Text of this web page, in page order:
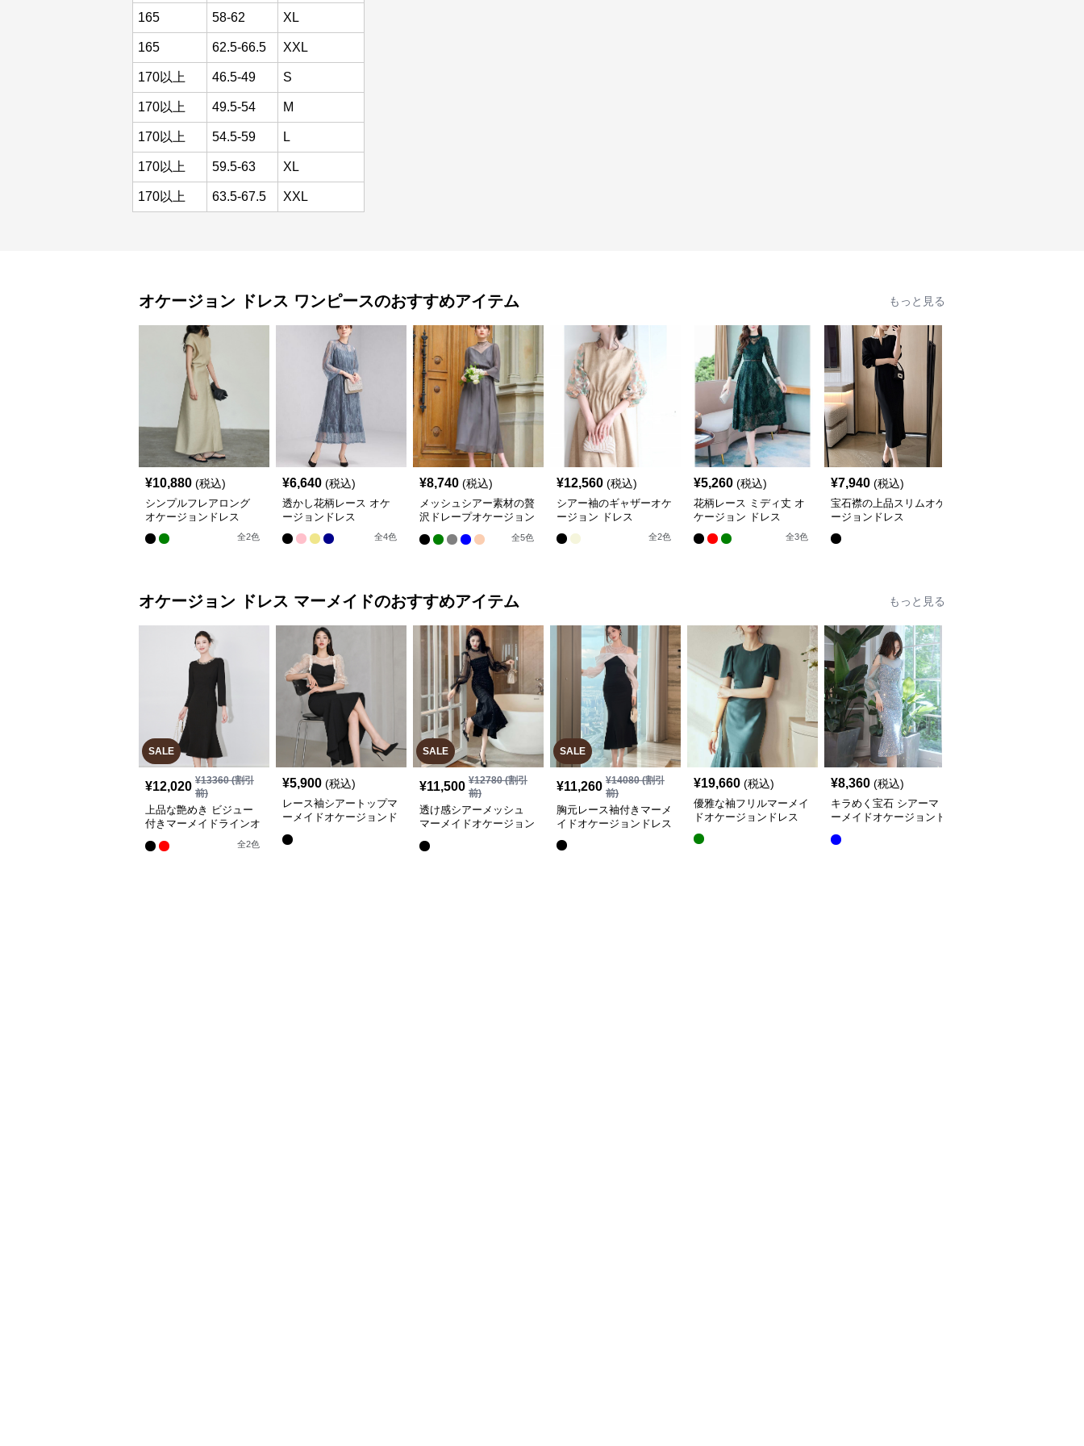
165 58-62 XL
165 62.5-66.5 XXL
170以上 46.5-49 S
170以上 49.5-54 M
170以上 54.5-59 L
170以上 59.5-63 XL
170以上 63.5-67.5 XXL
オケージョン ドレス ワンピースのおすすめアイテム もっと見る
¥10,880 (税込)
シンプルフレアロング
オケージョンドレス
全2色
¥6,640 (税込)
透かし花柄レース オケ
ージョンドレス
全4色
¥8,740 (税込)
メッシュシアー素材の贅
沢ドレープオケージョン
全5色
¥12,560 (税込)
シアー袖のギャザーオケ
ージョン ドレス
全2色
¥5,260 (税込)
花柄レース ミディ丈 オ
ケージョン ドレス
全3色
¥7,940 (税込)
宝石襟の上品スリムオケ
ージョンドレス
オケージョン ドレス マーメイドのおすすめアイテム もっと見る
SALE
¥12,020 ¥13360(割引
前)
上品な艶めき ビジュー
付きマーメイドラインオ
全2色
¥5,900 (税込)
レース袖シアートップマ
ーメイドオケージョンド
SALE
¥11,500 ¥12780(割引
前)
透け感シアーメッシュ
マーメイドオケージョン
SALE
¥11,260 ¥14080(割引
前)
胸元レース袖付きマーメ
イドオケージョンドレス
¥19,660 (税込)
優雅な袖フリルマーメイ
ドオケージョンドレス
¥8,360 (税込)
キラめく宝石 シアーマ
ーメイドオケージョンド